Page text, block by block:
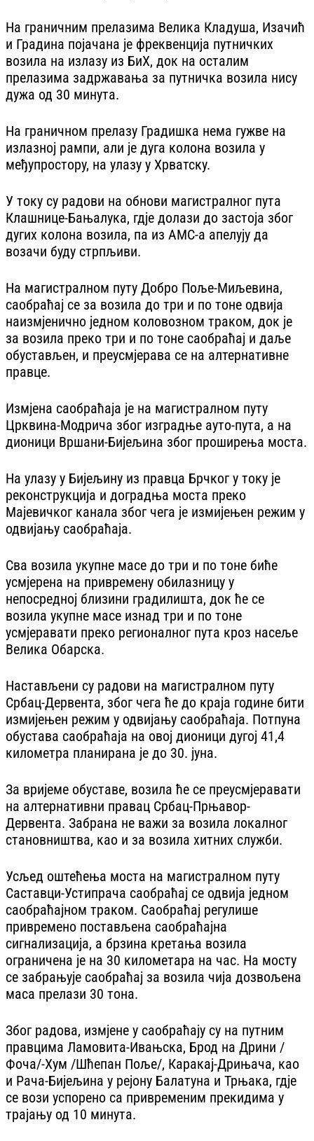
На граничним прелазима Велика Кладуша, Изачић
и Градина појачана је фреквенција путничких
возила на излазу из БиХ, док на осталим
прелазима задржавања за путничка возила нису
дужа од 30 минута.
На граничном прелазу Градишка нема гужве на
излазној рампи, али је дуга колона возила у
међупростору, на улазу у Хрватску.
У току су радови на обнови магистралног пута
Клашнице-Бањалука, гдје долази до застоја због
дугих колона возила, па из АМС-а апелују да
возачи буду стрпљиви.
На магистралном путу Добро Поље-Миљевина,
саобраћај се за возила до три и по тоне одвија
наизмјенично једном коловозном траком, док је
за возила преко три и по тоне саобраћај и даље
обустављен, и преусмјерава се на алтернативне
правце.
Измјена саобраћаја је на магистралном путу
Црквина-Модрича због изградње ауто-пута, а на
дионици Вршани-Бијељина због проширења моста.
На улазу у Бијељину из правца Брчког у току је
реконструкција и доградња моста преко
Мајевичког канала због чега је измијењен режим у
одвијању саобраћаја.
Сва возила укупне масе до три и по тоне биће
усмјерена на привремену обилазницу у
непосредној близини градилишта, док ће се
возила укупне масе изнад три и по тоне
усмјеравати преко регионалног пута кроз насеље
Велика Обарска.
Настављени су радови на магистралном путу
Србац-Дервента, због чега ће до краја године бити
измијењен режим у одвијању саобраћаја. Потпуна
обустава саобраћаја на овој дионици дугој 41,4
километра планирана је до 30. јуна.
За вријеме обуставе, возила ће се преусмјеравати
на алтернативни правац Србац-Прњавор-
Дервента. Забрана не важи за возила локалног
становништва, као и за возила хитних служби.
Усљед оштећења моста на магистралном путу
Саставци-Устипрача саобраћај се одвија једном
саобраћајном траком. Саобраћај регулише
привремено постављена саобраћајна
сигнализација, а брзина кретања возила
ограничена је на 30 километара на час. На мосту
се забрањује саобраћај за возила чија дозвољена
маса прелази 30 тона.
Због радова, измјене у саобраћају су на путним
правцима Ламовита-Ивањска, Брод на Дрини /
Фоча/-Хум /Шћепан Поље/, Каракај-Дрињача, као
и Рача-Бијељина у рејону Балатуна и Трњака, гдје
се вози успорено са привременим прекидима у
трајању од 10 минута.